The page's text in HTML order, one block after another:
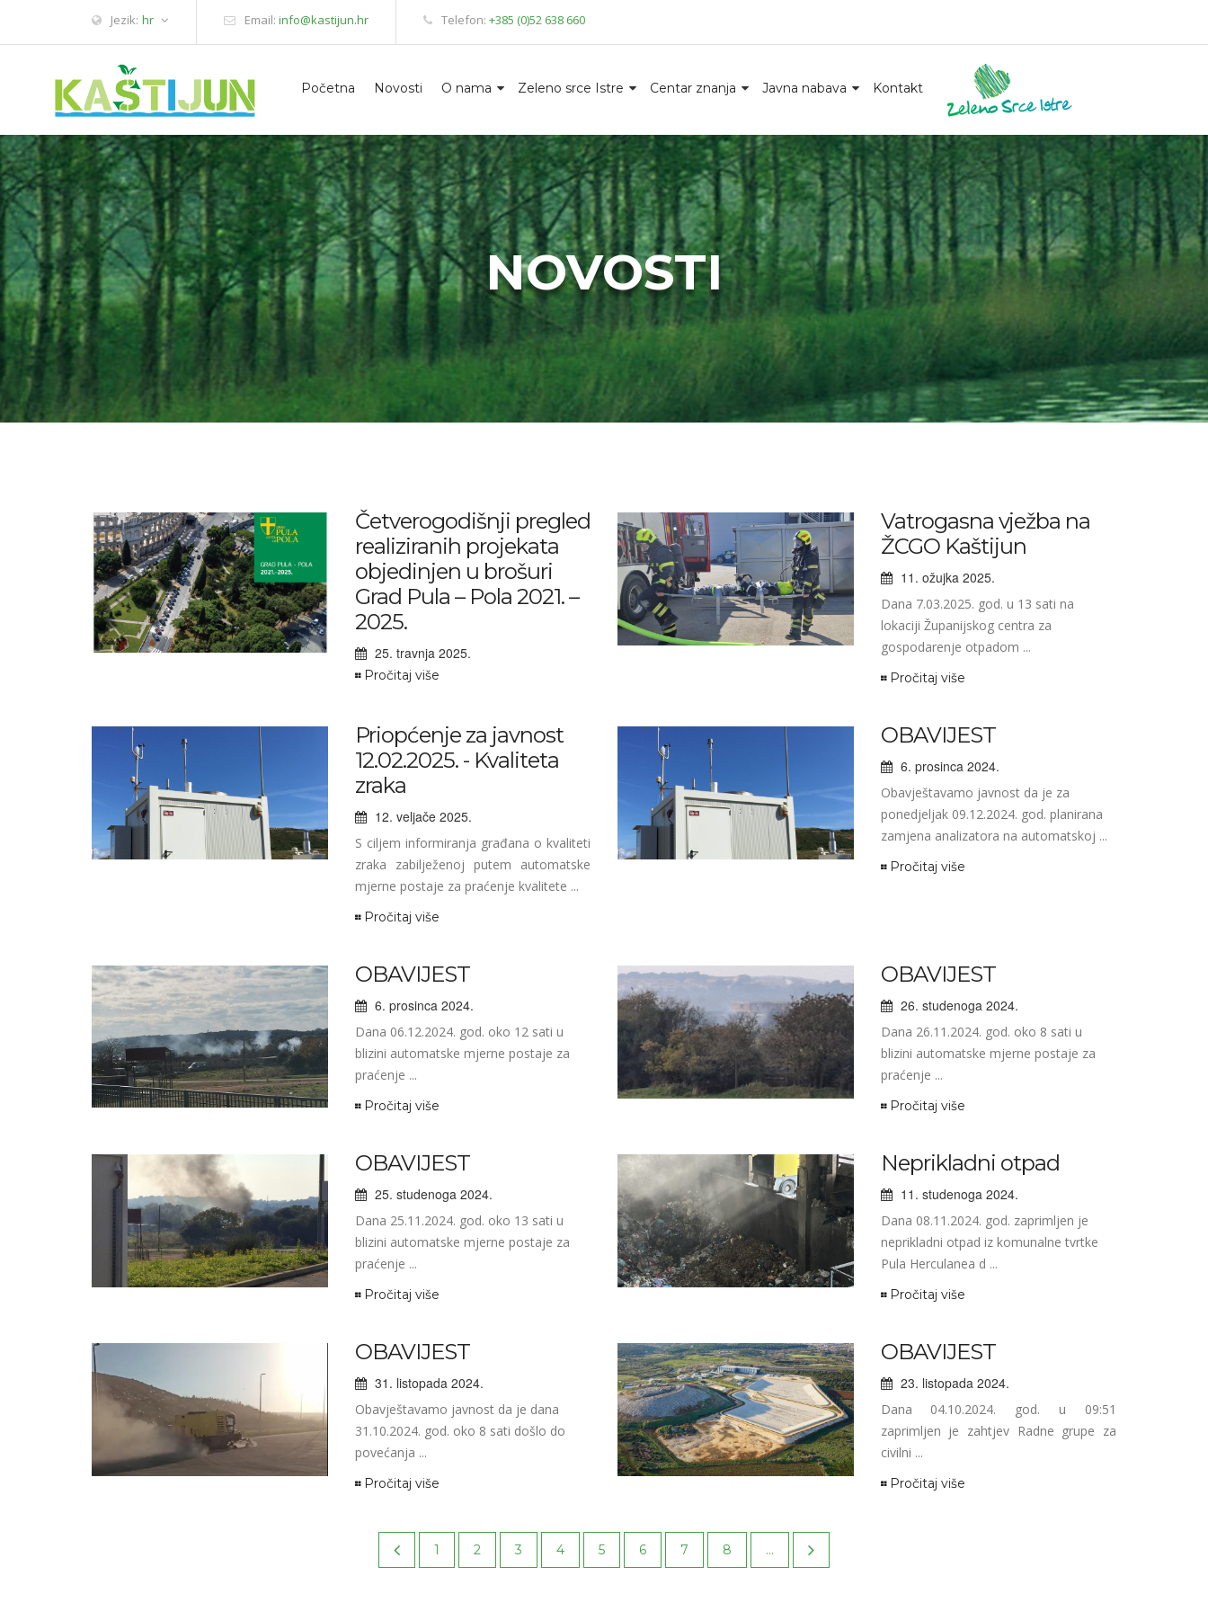
Jezik: hr Email: info@kastijun.hr Telefon: +385 (0)52 638 660
Početna Novosti O nama Zeleno srce Istre Centar znanja Javna nabava Kontakt
NOVOSTI
Četverogodišnji pregled
realiziranih projekata
objedinjen u brošuri
Grad Pula – Pola 2021. –
2025.
25. travnja 2025.
Pročitaj više
Vatrogasna vježba na
ŽCGO Kaštijun
11. ožujka 2025.
Dana 7.03.2025. god. u 13 sati na
lokaciji Županijskog centra za
gospodarenje otpadom ...
Pročitaj više
Priopćenje za javnost
12.02.2025. - Kvaliteta
zraka
12. veljače 2025.
S ciljem informiranja građana o kvaliteti
zraka zabilježenoj putem automatske
mjerne postaje za praćenje kvalitete ...
Pročitaj više
OBAVIJEST
6. prosinca 2024.
Obavještavamo javnost da je za
ponedjeljak 09.12.2024. god. planirana
zamjena analizatora na automatskoj ...
Pročitaj više
OBAVIJEST
6. prosinca 2024.
Dana 06.12.2024. god. oko 12 sati u
blizini automatske mjerne postaje za
praćenje ...
Pročitaj više
OBAVIJEST
26. studenoga 2024.
Dana 26.11.2024. god. oko 8 sati u
blizini automatske mjerne postaje za
praćenje ...
Pročitaj više
OBAVIJEST
25. studenoga 2024.
Dana 25.11.2024. god. oko 13 sati u
blizini automatske mjerne postaje za
praćenje ...
Pročitaj više
Neprikladni otpad
11. studenoga 2024.
Dana 08.11.2024. god. zaprimljen je
neprikladni otpad iz komunalne tvrtke
Pula Herculanea d ...
Pročitaj više
OBAVIJEST
31. listopada 2024.
Obavještavamo javnost da je dana
31.10.2024. god. oko 8 sati došlo do
povećanja ...
Pročitaj više
OBAVIJEST
23. listopada 2024.
Dana 04.10.2024. god. u 09:51
zaprimljen je zahtjev Radne grupe za
civilni ...
Pročitaj više
1 2 3 4 5 6 7 8 ...